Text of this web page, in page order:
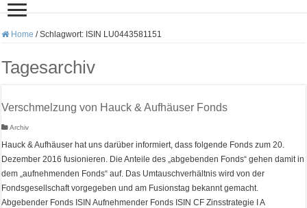
Home / Schlagwort: ISIN LU0443581151
Tagesarchiv
Verschmelzung von Hauck & Aufhäuser Fonds
Archiv
Hauck & Aufhäuser hat uns darüber informiert, dass folgende Fonds zum 20.
Dezember 2016 fusionieren. Die Anteile des „abgebenden Fonds“ gehen damit in
dem „aufnehmenden Fonds“ auf. Das Umtauschverhältnis wird von der
Fondsgesellschaft vorgegeben und am Fusionstag bekannt gemacht.
Abgebender Fonds ISIN Aufnehmender Fonds ISIN CF Zinsstrategie I A